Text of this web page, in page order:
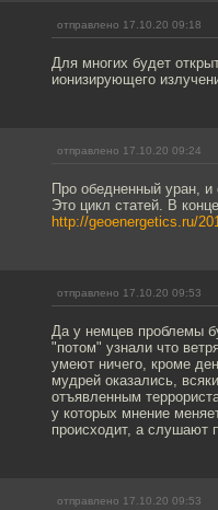
отправлено 17.10.20 09:18
Для многих будет
ионизирующего
отправлено 17.10.20 09:24
Про обедненный уран, и
Это цикл статей. В
http://geoenergetics.ru/
отправлено 17.10.20 09:53
Да у немцев проблемы
"потом" узнали что
умеют ничего, кроме
мудрей оказались,
отъявленным
у которых мнение
происходит, а слушают
отправлено 17.10.20 09:53